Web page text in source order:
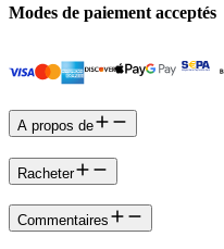
Modes de paiement acceptés
A propos de
Racheter
Commentaires